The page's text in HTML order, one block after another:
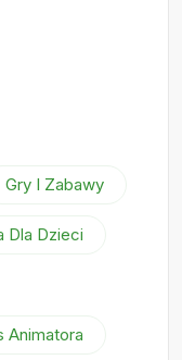
Gry I Zabawy
Dla Dzieci
Animatora